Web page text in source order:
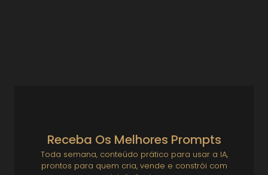
Receba Os Melhores Prompts
Toda semana, conteúdo prático para usar a IA,
prontos para quem cria, vende e constrói com